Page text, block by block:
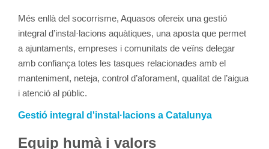
Més enllà del socorrisme, Aquasos ofereix una gestió
integral d’instal·lacions aquàtiques, una aposta que permet
a ajuntaments, empreses i comunitats de veïns delegar
amb confiança totes les tasques relacionades amb el
manteniment, neteja, control d’aforament, qualitat de l’aigua
i atenció al públic.
Gestió integral d'instal·lacions a Catalunya
Equip humà i valors